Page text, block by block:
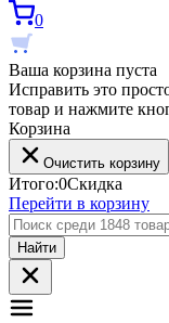
0
Ваша корзина пуста
Исправить это
товар и нажмите
Корзина
Очистить корзину
Итого:0Скидка
Перейти в корзину
Найти